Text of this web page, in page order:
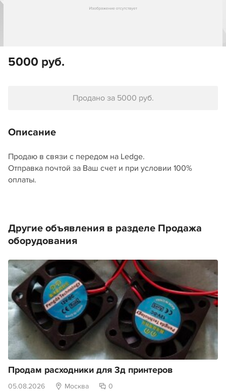
5000 руб.
Продано за 5000 руб.
Описание
Продаю в связи с передом на Ledge.
Отправка почтой за Ваш счет и при условии 100%
оплаты.
Другие объявления в разделе Продажа
оборудования
Продам расходники для 3д принтеров
05.08.2026 Москва 0